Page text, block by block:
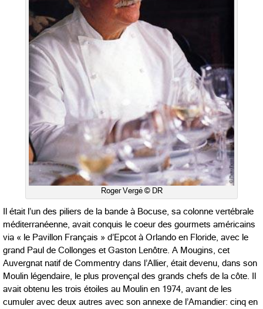
Roger Vergé © DR
Il était l’un des piliers de la bande à Bocuse, sa colonne vertébrale
méditerranéenne, avait conquis le coeur des gourmets américains
via « le Pavillon Français » d’Epcot à Orlando en Floride, avec le
grand Paul de Collonges et Gaston Lenôtre. A Mougins, cet
Auvergnat natif de Commentry dans l’Allier, était devenu, dans son
Moulin légendaire, le plus provençal des grands chefs de la côte. Il
avait obtenu les trois étoiles au Moulin en 1974, avant de les
cumuler avec deux autres avec son annexe de l’Amandier: cinq en